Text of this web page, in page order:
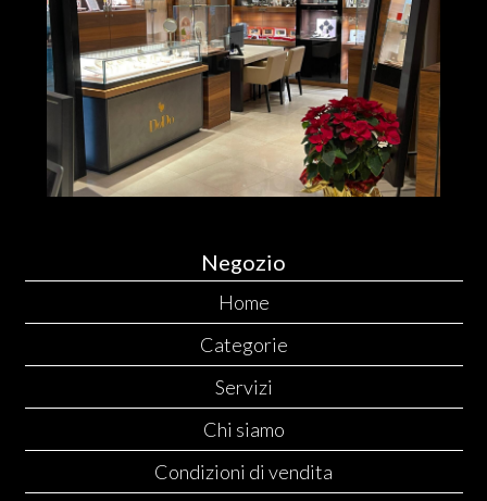
Negozio
Home
Categorie
Servizi
Chi siamo
Condizioni di vendita